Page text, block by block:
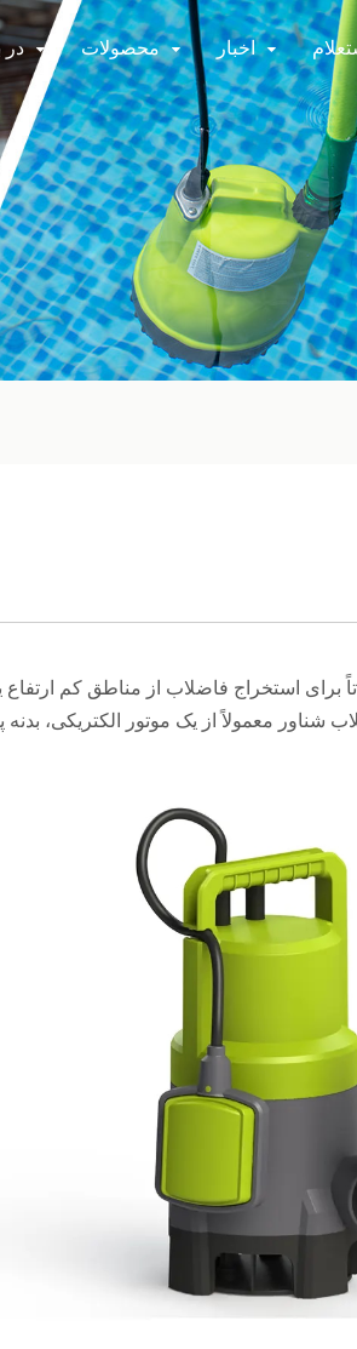
در محصولات اخبار
استخراج فاضلاب از مناطق کم